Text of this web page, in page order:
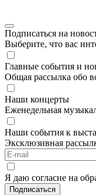
Подписаться на
Выберите, что вас
Главные события и
Общая рассылка обо
Наши концерты
Еженедельная
Наши события к
Эксклюзивная
Я даю согласие на
Подписаться